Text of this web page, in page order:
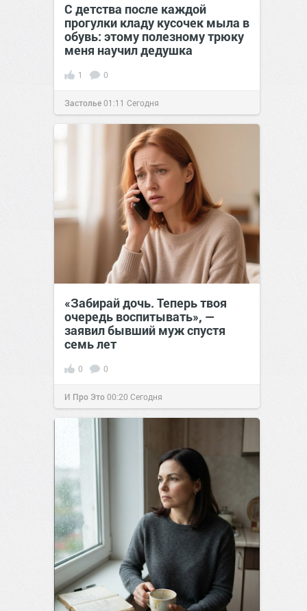
С детства после каждой
прогулки кладу кусочек мыла в
обувь: этому полезному трюку
меня научил дедушка
1 0
Застолье01:11 Сегодня
«Забирай дочь. Теперь твоя
очередь воспитывать», —
заявил бывший муж спустя
семь лет
0 0
И Про Это00:20 Сегодня